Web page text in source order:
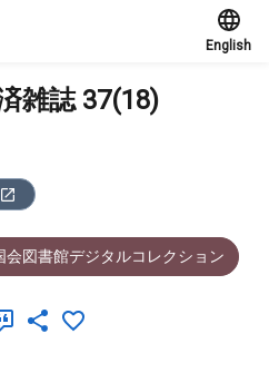
English
雑誌 37(18)
会図書館デジタルコレクション